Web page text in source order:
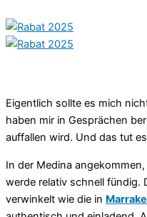
Eigentlich sollte es mich
haben mir in Gesprächen
auffallen wird. Und das tut
In der Medina
werde relativ schnell fündig.
verwinkelt wie die in